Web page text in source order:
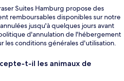
Suites Hamburg propose des
remboursables disponibles sur notre
jusqu'à quelques jours avant
d'annulation de l'hébergement
les conditions générales d'utilisation.
t-il les animaux de